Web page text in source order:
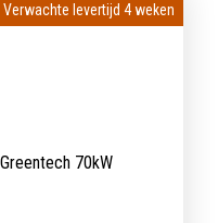
Verwachte levertijd 4 weken
Verwachte levertijd 4 weken